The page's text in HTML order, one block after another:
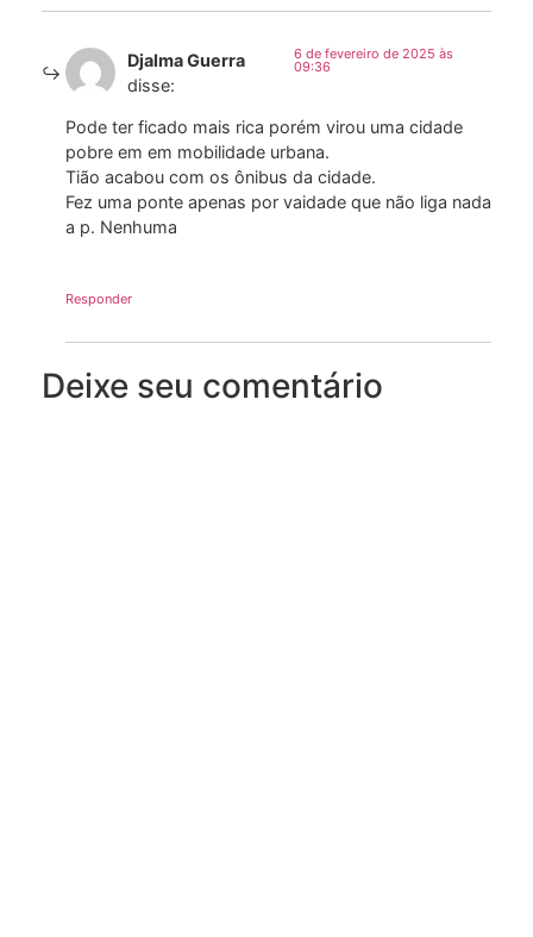
Djalma Guerra
disse:
6 de fevereiro de 2025 às
09:36
Pode ter ficado mais rica porém virou uma cidade
pobre em em mobilidade urbana.
Tião acabou com os ônibus da cidade.
Fez uma ponte apenas por vaidade que não liga nada
a p. Nenhuma
Responder
Deixe seu comentário